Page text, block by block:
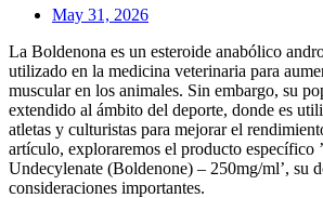
May 31, 2026
La Boldenona es un esteroide anabólico
utilizado en la medicina veterinaria para
muscular en los animales. Sin embargo, su
extendido al ámbito del deporte, donde es
atletas y culturistas para mejorar el
artículo, exploraremos el producto específico
Undecylenate (Boldenone) – 250mg/ml’, su
consideraciones importantes.